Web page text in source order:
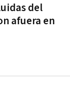
del
afuera en